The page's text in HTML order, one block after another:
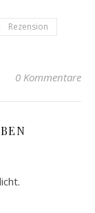
Rezension
0 Kommentare